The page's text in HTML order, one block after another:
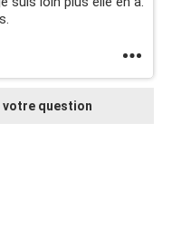
votre question